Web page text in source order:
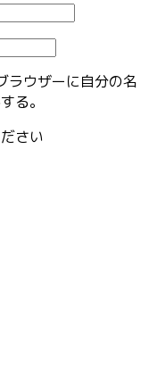
ラウザーに自分の名
る。
さい